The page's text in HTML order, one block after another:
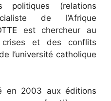
politiques (relations
de l’Afrique
est chercheur au
crises et des conflits
l’université catholique
en 2003 aux éditions